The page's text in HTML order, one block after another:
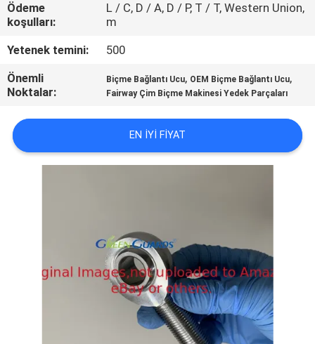
BIZIMLE
ILETIŞIME
GEÇIN
BIR
HARITASI
Ödeme
koşulları:
L / C, D / A, D / P, T / T, Western Union,
m
Yetenek temini:
500
Önemli
Noktalar:
Biçme Bağlantı Ucu, OEM Biçme Bağlantı Ucu,
Fairway Çim Biçme Makinesi Yedek Parçaları
EN IYI FIYAT